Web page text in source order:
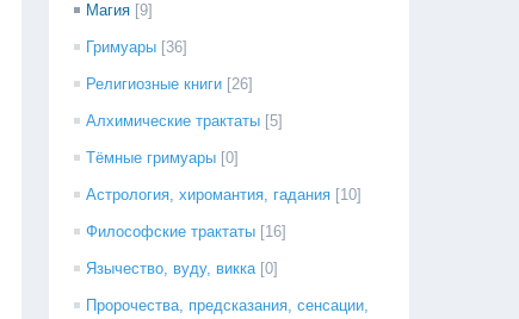
Магия [9]
Гримуары [36]
Религиозные книги [26]
Алхимические трактаты [5]
Тёмные гримуары [0]
Астрология, хиромантия, гадания [10]
Философские трактаты [16]
Язычество, вуду, викка [0]
Пророчества, предсказания, сенсации,